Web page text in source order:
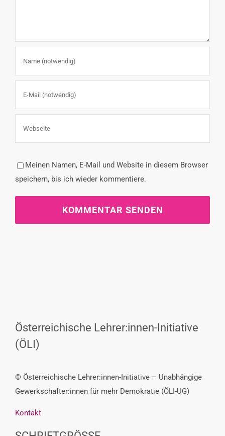
Meinen Namen, E-Mail und Website in diesem Browser
speichern, bis ich wieder kommentiere.
Österreichische Lehrer:innen-Initiative
(ÖLI)
© Österreichische Lehrer:innen-Initiative – Unabhängige
Gewerkschafter:innen für mehr Demokratie (ÖLI-UG)
Kontakt